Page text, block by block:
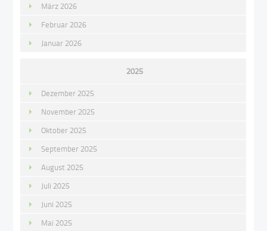
März 2026
Februar 2026
Januar 2026
2025
Dezember 2025
November 2025
Oktober 2025
September 2025
August 2025
Juli 2025
Juni 2025
Mai 2025